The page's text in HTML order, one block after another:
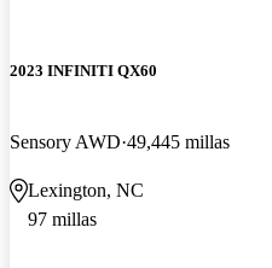
2023 INFINITI QX60
Sensory AWD 49,445 millas
Lexington, NC
97 millas